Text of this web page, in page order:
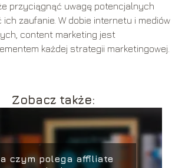
przyciągnąć uwagę potencjalnych
ich zaufanie. W dobie internetu i mediów
content marketing jest
każdej strategii marketingowej.
Zobacz także:
czym polega affiliate